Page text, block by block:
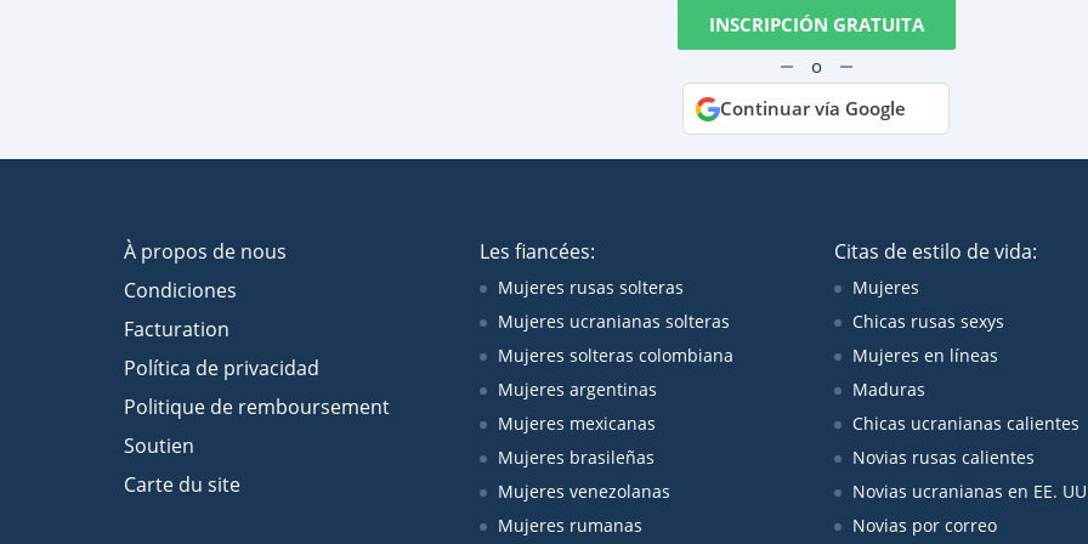
INSCRIPCIÓN GRATUITA
o
Continuar vía Google
À propos de nous
Condiciones
Facturation
Política de privacidad
Politique de remboursement
Soutien
Carte du site
Les fiancées:
Mujeres rusas solteras
Mujeres ucranianas solteras
Mujeres solteras colombiana
Mujeres argentinas
Mujeres mexicanas
Mujeres brasileñas
Mujeres venezolanas
Mujeres rumanas
Citas de estilo de vida:
Mujeres
Chicas rusas sexys
Mujeres en líneas
Maduras
Chicas ucranianas calientes
Novias rusas calientes
Novias ucranianas en EE.
Novias por correo